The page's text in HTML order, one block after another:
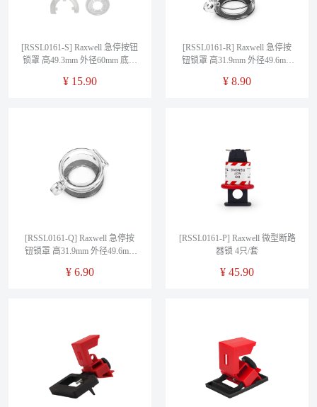
[RSSL0161-S] Raxwell 急停按钮
锁罩 高49.3mm 外径60mm 底座
¥ 15.90
[RSSL0161-R] Raxwell 急停按
钮锁罩 高31.9mm 外径49.6mm
¥8.90
[RSSL0161-Q] Raxwell 急停按
钮锁罩 高31.9mm 外径49.6mm
¥ 6.90
[RSSL0161-P] Raxwell 微型断路
器锁 4只/套
¥45.90